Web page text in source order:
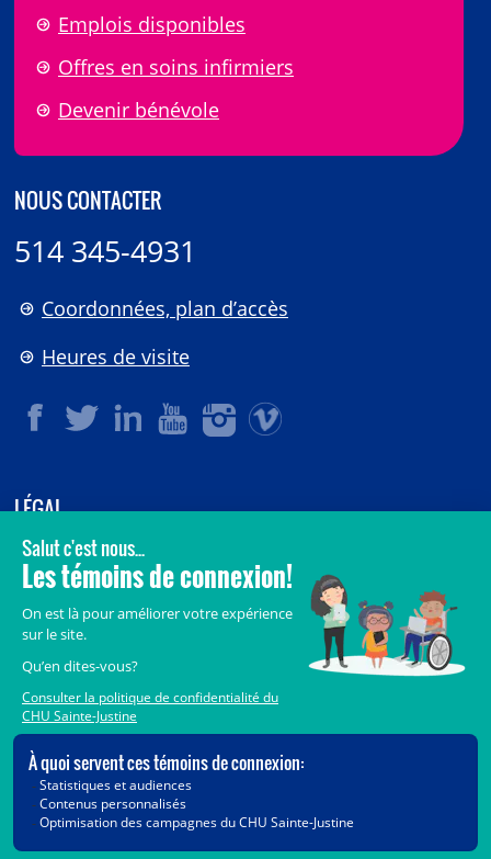
Emplois disponibles
Offres en soins infirmiers
Devenir bénévole
NOUS CONTACTER
514 345-4931
Coordonnées, plan d’accès
Heures de visite
LÉGAL
© 2006-2026CHU Sainte-Justine.
Tous droits réservés.
Crédits
Accès aux documents des organismes publics